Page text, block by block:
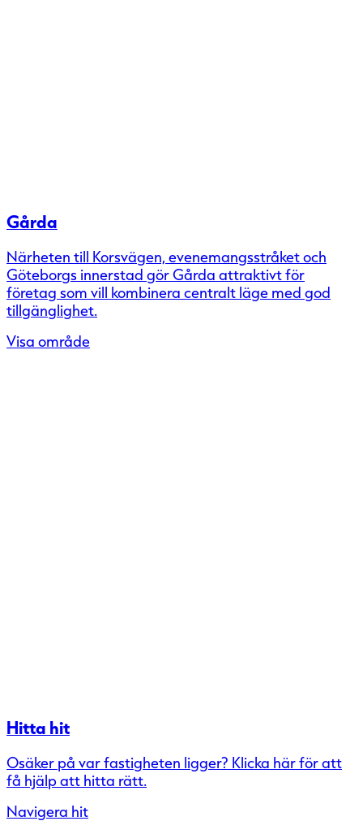
Gårda
Närheten till Korsvägen, evenemangsstråket och
Göteborgs innerstad gör Gårda attraktivt för
företag som vill kombinera centralt läge med god
tillgänglighet.
Visa område
Hitta hit
Osäker på var fastigheten ligger? Klicka här för att
få hjälp att hitta rätt.
Navigera hit